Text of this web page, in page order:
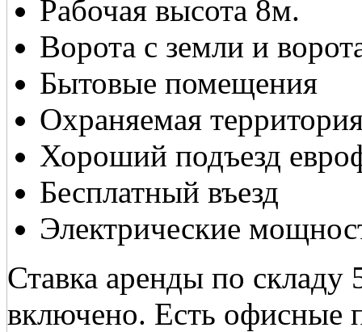
Рабочая высота 8м.
Ворота с земли и
Бытовые помещения
Охраняемая
Хороший подъезд
Бесплатный въезд
Электрические
Ставка аренды по
включено. Есть офисные